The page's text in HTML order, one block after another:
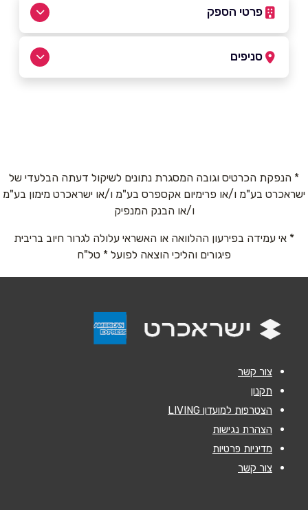
פרטי הספק
אנא חזרו אלי בקשר ל...
שליחה
סניפים
* הנפקת הכרטיס וגובה המסגרת נתונים לשיקול דעתה הבלעדי של
ישראכרט בע"מ ו/או פרימיום אקספרס בע"מ ו/או ישראכרט מימון בע"מ
ו/או הבנק המנפיק
* אי עמידה בפירעון ההלוואה או האשראי עלולה לגרור חיוב בריבית
פיגורים והליכי הוצאה לפועל * טל"ח
צור קשר
תקנון
הצטרפות למועדון LIVING
הצהרת נגישות
מדיניות פרטיות
צור קשר